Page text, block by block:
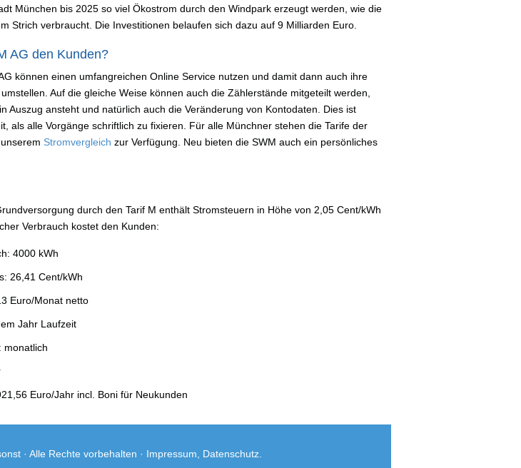
München bis 2025 so viel Ökostrom durch den Windpark erzeugt werden, wie die
Strich verbraucht. Die Investitionen belaufen sich dazu auf 9 Milliarden Euro.
AG den Kunden?
können einen umfangreichen Online Service nutzen und damit dann auch ihre
Auf die gleiche Weise können auch die Zählerstände mitgeteilt werden,
Auszug ansteht und natürlich auch die Veränderung von Kontodaten. Dies ist
als alle Vorgänge schriftlich zu fixieren. Für alle Münchner stehen die Tarife der
Stromvergleich zur Verfügung. Neu bieten die SWM auch ein persönliches
durch den Tarif M enthält Stromsteuern in Höhe von 2,05 Cent/kWh
Verbrauch kostet den Kunden:
4000 kWh
26,41 Cent/kWh
Euro/Monat netto
Jahr Laufzeit
monatlich
Euro/Jahr incl. Boni für Neukunden
· Alle Rechte vorbehalten · Impressum Datenschutz.